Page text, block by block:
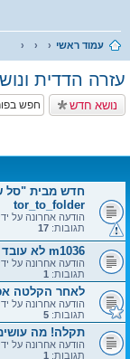
עמוד ראשי
עזרה הדדית
נושא חדש
חדש מבית "סל
tor_to_folder
הודעה אחרונה על ידי
תגובות: 17
m1036 לא עובד בטקסט
הודעה אחרונה על ידי
תגובות: 1
לאחר הקלטה
הודעה אחרונה על ידי
תגובות: 5
תקלה! מה
הודעה אחרונה על ידי
תגובות: 1